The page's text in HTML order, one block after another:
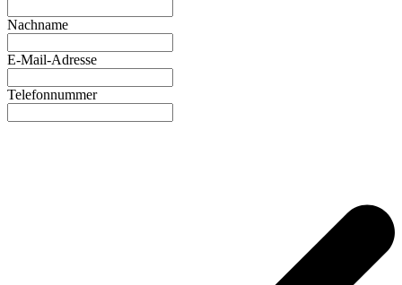
Nachname
E-Mail-Adresse
Telefonnummer